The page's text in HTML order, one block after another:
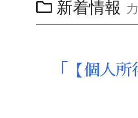
新着情報
「【個人